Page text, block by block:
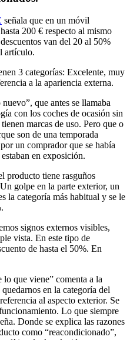
señala que en un móvil
200 € respecto al mismo
van del 20 al 50%
artículo.
3 categorías: Excelente, muy
a la apariencia externa.
que antes se llamaba
con los coches de ocasión sin
marcas de uso. Pero que o
son de una temporada
un comprador que se había
en exposición.
producto tiene rasguños
golpe en la parte exterior, un
la categoría más habitual y se le
signos externos visibles,
vista. En este tipo de
de hasta el 50%. En
que viene” comenta a la
en la categoría del
al aspecto exterior. Se
Lo que siempre
Donde se explica las razones
como “reacondicionado”,